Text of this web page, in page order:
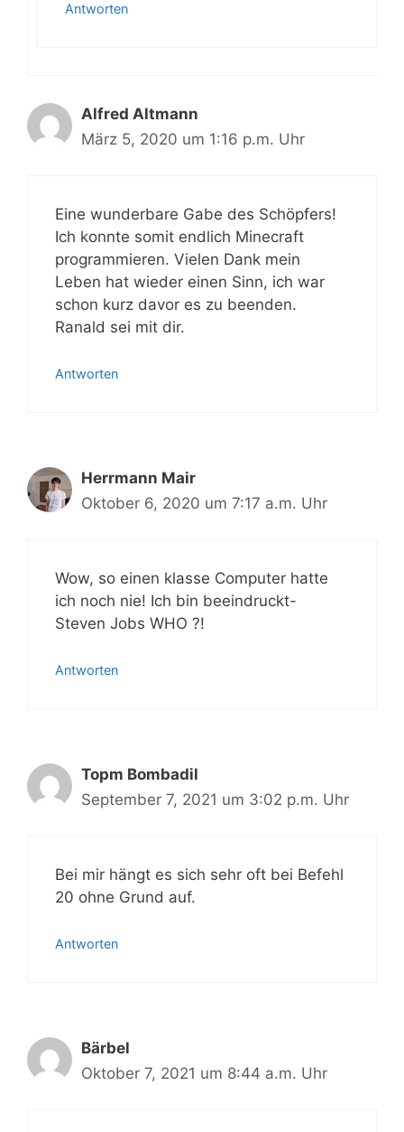
Antworten
Alfred Altmann
März 5, 2020 um 1:16 p.m. Uhr
Eine wunderbare Gabe des Schöpfers!
Ich konnte somit endlich Minecraft
programmieren. Vielen Dank mein
Leben hat wieder einen Sinn, ich war
schon kurz davor es zu beenden.
Ranald sei mit dir.
Antworten
Herrmann Mair
Oktober 6, 2020 um 7:17 a.m. Uhr
Wow, so einen klasse Computer hatte
ich noch nie! Ich bin beeindruckt-
Steven Jobs WHO ?!
Antworten
Topm Bombadil
September 7, 2021 um 3:02 p.m. Uhr
Bei mir hängt es sich sehr oft bei Befehl
20 ohne Grund auf.
Antworten
Bärbel
Oktober 7, 2021 um 8:44 a.m. Uhr